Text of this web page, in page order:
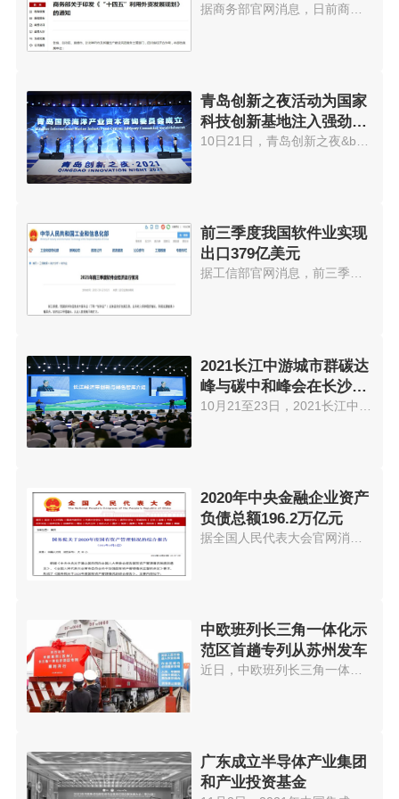
青岛创新之夜活动为国家
科技创新基地注入强劲动
能
10日21日，青岛创新之夜&bull;20...
前三季度我国软件业实现
出口379亿美元
据工信部官网消息，前三季度，我...
2021长江中游城市群碳达
峰与碳中和峰会在长沙举
办
2020年中央金融企业资产
负债总额196.2万亿元
中欧班列长三角一体化示
范区首趟专列从苏州发车
广东成立半导体产业集团
和产业投资基金